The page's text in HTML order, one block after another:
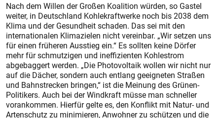
Nach dem Willen der Großen Koalition würden, so Gastel
weiter, in Deutschland Kohlekraftwerke noch bis 2038 dem
Klima und der Gesundheit schaden. Das sei mit den
internationalen Klimazielen nicht vereinbar. „Wir setzen uns
für einen früheren Ausstieg ein.“ Es sollten keine Dörfer
mehr für schmutzigen und ineffizienten Kohlestrom
abgebaggert werden. „Die Photovoltaik wollen wir nicht nur
auf die Dächer, sondern auch entlang geeigneten Straßen
und Bahnstrecken bringen,“ ist die Meinung des Grünen-
Politikers. Auch bei der Windkraft müsse man schneller
vorankommen. Hierfür gelte es, den Konflikt mit Natur- und
Artenschutz zu minimieren, Anwohner zu schützen und die